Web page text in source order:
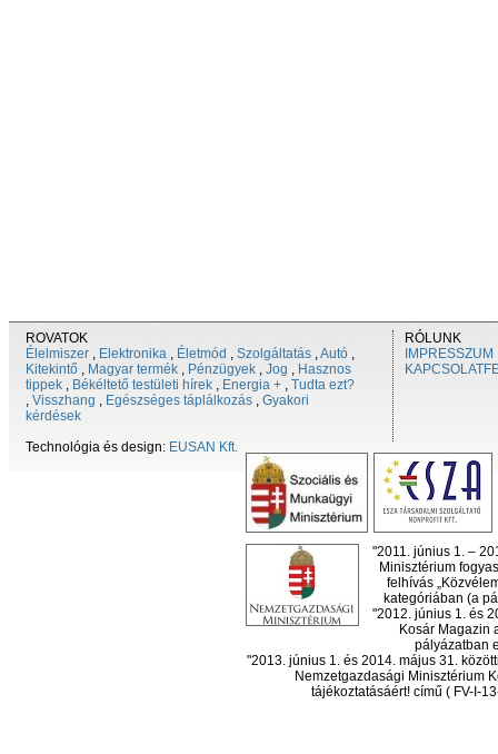
ROVATOK
Élelmiszer , Elektronika , Életmód , Szolgáltatás ,Autó ,
Kitekintő , Magyar termék , Pénzügyek , Jog , Hasznos
tippek , Békéltető testületi hírek , Energia + , Tudta ezt?
, Visszhang , Egészséges táplálkozás , Gyakori
kérdések
Technológia és design: EUSAN Kft.
RÓLUNK
IMPRESSZUM
"2011. június 1. –
Minisztérium
felhívás
kategóriában (a
"2012. június 1. és
Kosár Magazin
pályázatban
"2013. június 1. és 2014. május 31.
Nemzetgazdasági Minisztérium
tájékoztatásáért! című ( FV-I-